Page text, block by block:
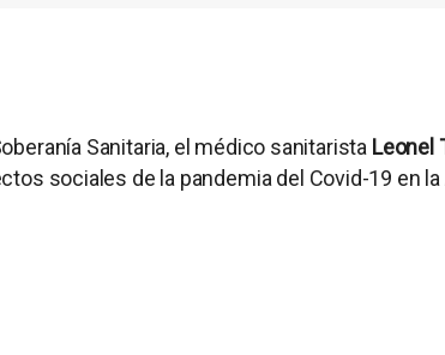
Sanitaria, el médico sanitarista Leonel
sociales de la pandemia del Covid-19 en la